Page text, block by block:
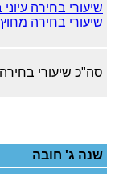
שיעורי בחירה
שיעורי בחירה
סה"כ שיעורי בחירה
שנה ג' חובה